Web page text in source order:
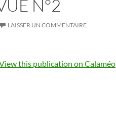
N°2
LAISSER UN COMMENTAIRE
this publication on Calaméo